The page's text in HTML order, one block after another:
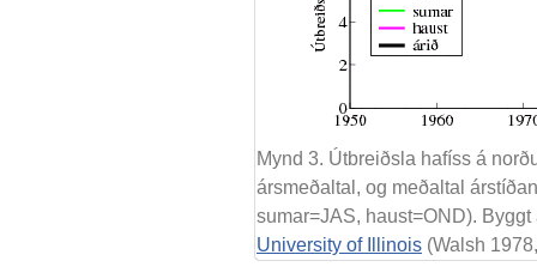
Mynd 3. Útbreiðsla hafíss á
ársmeðaltal, og meðaltal
sumar=JAS, haust=OND).
University of Illinois (Walsh